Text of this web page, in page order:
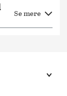
Se mere